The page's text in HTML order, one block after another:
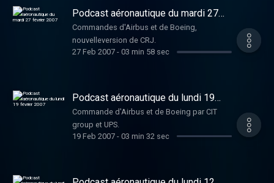
Podcast aéronautique du mardi 27
février 2007
Commandes d'Airbus et de Boeing,
nouvelleversion de CRJ.
27 Feb 2007- 03 min 58 sec
Podcast aéronautique du lundi 19
février 2007
Commande d'Airbus et de Boeing par CIT
group et UPS.
19 Feb 2007- 03 min 32 sec